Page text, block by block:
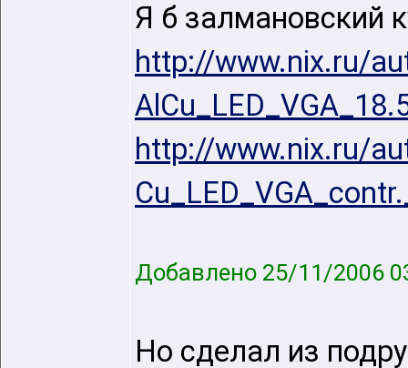
Я б залмановский
http://www.nix.ru/
http://www.nix.ru/
Добавлено 25/11/2006
Но сделал из